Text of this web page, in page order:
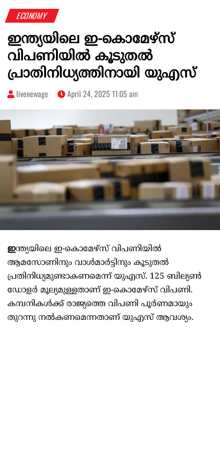
ECONOMY
ഇന്ത്യയിലെ ഇ-കൊമേഴ്‌സ്
വിപണിയില്‍ കൂടുതല്‍
പ്രാതിനിധ്യത്തിനായി യുഎസ്
livenewage April 24, 2025 11:05 am
ഇന്ത്യയിലെ ഇ-കൊമേഴ്‌സ് വിപണിയില്‍
ആമസോണിനും വാള്‍മാര്‍ട്ടിനും കൂടുതല്‍
പ്രതിനിധ്യമുണ്ടാകണമെന്ന് യുഎസ്. 125 ബില്യണ്‍
ഡോളര്‍ മൂല്യമുള്ളതാണ് ഇ-കൊമേഴ്‌സ് വിപണി.
കമ്പനികള്‍ക്ക് രാജ്യത്തെ വിപണി പൂര്‍ണമായും
തുറന്നു നല്‍കണമെന്നതാണ് യുഎസ് ആവശ്യം.